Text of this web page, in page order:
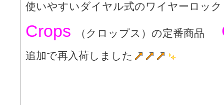
使いやすいダイヤル式のワイヤーロ
Crops （クロップス）の定番商品
追加で再入荷しました